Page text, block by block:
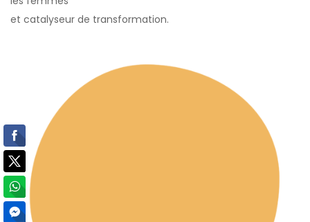
et catalyseur de transformation.